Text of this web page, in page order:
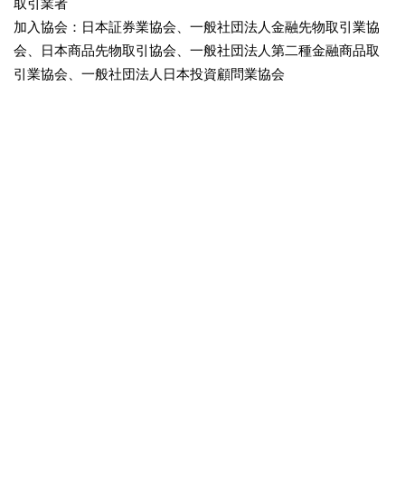
加入協会：日本証券業協会、一般社団法人金融先物取引業協
会、日本商品先物取引協会、一般社団法人第二種金融商品取
引業協会、一般社団法人日本投資顧問業協会